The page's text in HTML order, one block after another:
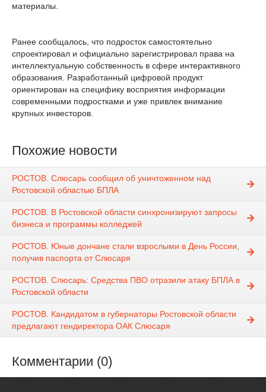
материалы.
Ранее сообщалось, что подросток самостоятельно
спроектировал и официально зарегистрировал права на
интеллектуальную собственность в сфере интерактивного
образования. Разработанный цифровой продукт
ориентирован на специфику восприятия информации
современными подростками и уже привлек внимание
крупных инвесторов.
Похожие новости
РОСТОВ. Слюсарь сообщил об уничтоженном над
Ростовской областью БПЛА
РОСТОВ. В Ростовской области синхронизируют запросы
бизнеса и программы колледжей
РОСТОВ. Юные дончане стали взрослыми в День России,
получив паспорта от Слюсаря
РОСТОВ. Слюсарь: Средства ПВО отразили атаку БПЛА в
Ростовской области
РОСТОВ. Кандидатом в губернаторы Ростовской области
предлагают гендиректора ОАК Слюсаря
Комментарии (0)